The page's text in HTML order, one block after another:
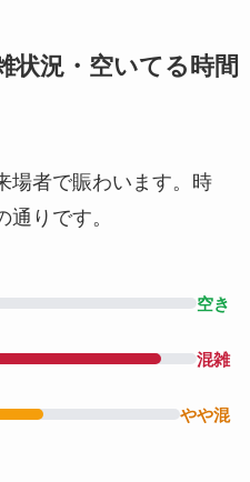
状況・空いてる時間
場者で賑わいます。時
りです。
空き
混雑
やや混